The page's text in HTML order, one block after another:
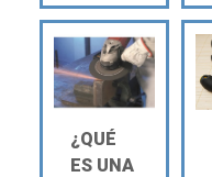
¿QUÉ
ES UNA